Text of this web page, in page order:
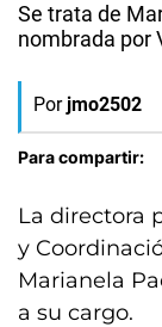
Se trata de
nombrada por
Por jmo2502
Para compartir:
La directora
y
Marianela
a su cargo.